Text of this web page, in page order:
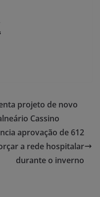
projeto de novo
Cassino
aprovação de 612
a rede hospitalar
durante o inverno